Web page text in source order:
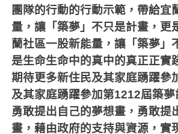
團隊的行動的行動示範，帶給宜
量，讓「築夢」不只是計畫，更
蘭社區一股新能量，讓「築夢」
是生命生命中的真中的真正正實
期待更多新住民及其家庭踴躍參
及其家庭踴躍參加第1212屆築夢
勇敢提出自己的夢想畫，勇敢提
畫，藉由政府的支持與資源，實